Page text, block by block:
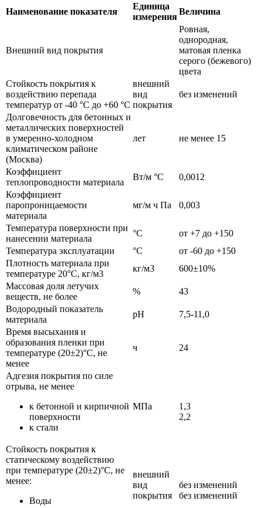
Наименование показателя
Единица
измерения
Величина
Внешний вид покрытия
Ровная,
однородная,
матовая пленка
серого (бежевого)
цвета
Стойкость покрытия к
воздействию перепада
температур от -40 °С до +60 °С
внешний
вид
покрытия
без изменений
Долговечность для бетонных и
металлических поверхностей
в умеренно-холодном
климатическом районе
(Москва)
лет не менее 15
Коэффициент
теплопроводности материала
Вт/м °С
0,0012
Коэффициент
паропроницаемости
материала
мг/м ч Па 0,003
Температура поверхности при
нанесении материала
°С
от +7 до +150
Температура эксплуатации
°С
от -60 до +150
Плотность материала при
температуре 20°С, кг/м3
кг/м3
600±10%
Массовая доля летучих
веществ, не более
%
43
Водородный показатель
материала
рН
7,5-11,0
Время высыхания и
образования пленки при
температуре (20±2)°С, не
менее
ч 24
Адгезия покрытия по силе
отрыва, не менее
к бетонной и кирпичной
поверхности
к стали
МПа
1,3
2,2
Стойкость покрытия к
статическому воздействию
при температуре (20±2)°С, не
менее:
Воды
внешний
вид
покрытия
без изменений
без изменений